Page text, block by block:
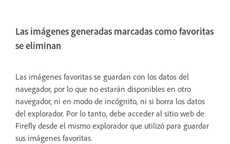
Las imágenes generadas marcadas como favoritas
se eliminan
Las imágenes favoritas se guardan con los datos del
navegador, por lo que no estarán disponibles en otro
navegador, ni en modo de incógnito, ni si borra los datos
del explorador. Por lo tanto, debe acceder al sitio web de
Firefly desde el mismo explorador que utilizó para guardar
sus imágenes favoritas.